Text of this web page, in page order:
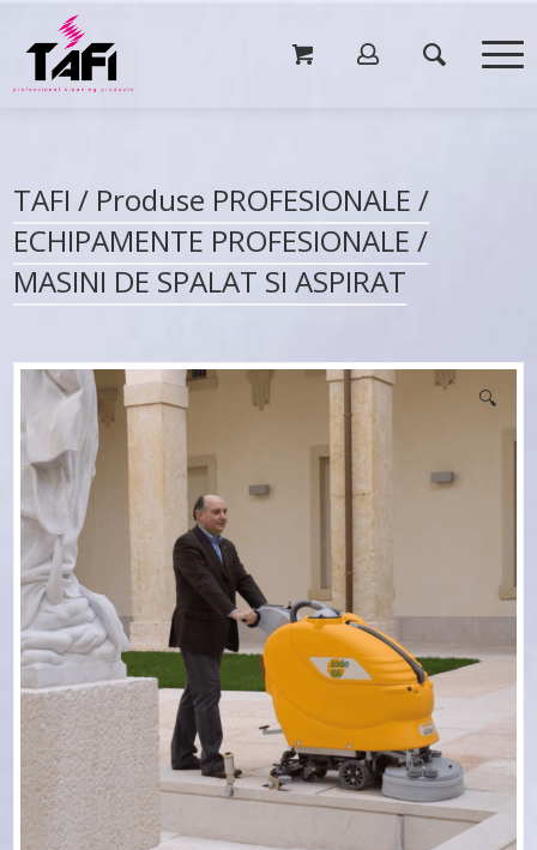
TAFI / Produse PROFESIONALE /
ECHIPAMENTE PROFESIONALE /
MASINI DE SPALAT SI ASPIRAT
🔍